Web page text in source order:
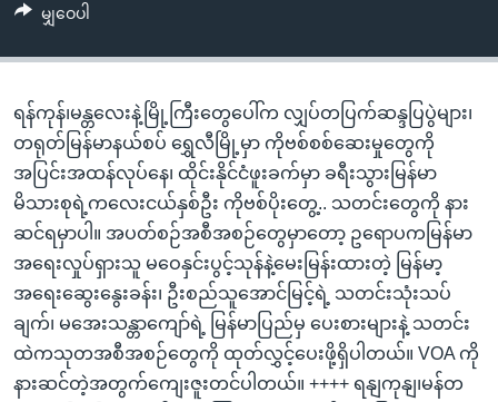
ရန်
နေရာ
ကျော်
ရန်
ဘာသာစကားများ
မျှဝေပါ
ရန်ကုန်၊မန္တလေးနဲ့မြို့ကြီးတွေပေါ်က လျှပ်တပြက်ဆန္ဒပြပွဲများ၊
တရုတ်မြန်မာနယ်စပ် ရွှေလီမြို့မှာ ကိုဗစ်စစ်ဆေးမှုတွေကို
အပြင်းအထန်လုပ်နေ၊ ထိုင်းနိုင်ငံဖူးခက်မှာ ခရီးသွားမြန်မာ
မိသားစုရဲ့ကလေးငယ်နှစ်ဦး ကိုဗစ်ပိုးတွေ့.. သတင်းတွေကို နား
ဆင်ရမှာပါ။ အပတ်စဉ်အစီအစဉ်တွေမှာတော့ ဥရောပကမြန်မာ
အရေးလှုပ်ရှားသူ မဝေနှင်းပွင့်သုန်နဲ့မေးမြန်းထားတဲ့ မြန်မာ့
အရေးဆွေးနွေးခန်း၊ ဦးစည်သူအောင်မြင့်ရဲ့ သတင်းသုံးသပ်
ချက်၊ မအေးသန္တာကျော်ရဲ့ မြန်မာပြည်မှ ပေးစားများနဲ့ သတင်း
ထဲကသုတအစီအစဉ်တွေကို ထုတ်လွှင့်ပေးဖို့ရှိပါတယ်။ VOA ကို
နားဆင်တဲ့အတွက်ကျေးဇူးတင်ပါတယ်။ ++++ ရနျကုနျ၊မန်တ